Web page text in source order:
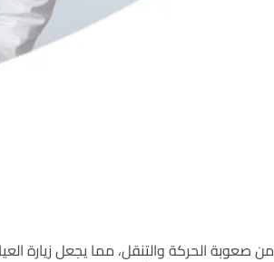
صعوبة الحركة والتنقل، مما يجعل زيارة